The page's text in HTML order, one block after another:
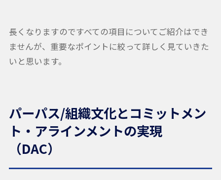
長くなりますのですべての項目についてご紹介はでき
ませんが、重要なポイントに絞って詳しく見ていきた
いと思います。
パーパス/組織文化とコミットメン
ト・アラインメントの実現
（DAC）